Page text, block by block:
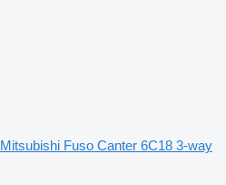
Mitsubishi Fuso Canter 6C18 3-way